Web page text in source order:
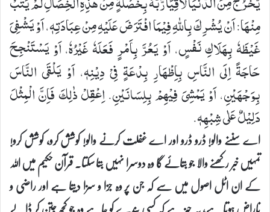
مِنْهَا: اَنْ یُشْرِكَ بِاللهِ فِیْمَا افْتَرَضَ عَلَیْهِ مِنْ عِبَادَتِهٖ، اَوْ یَشْفِیَ
غَیْظَهٗ بِهَلَاكِ نَفْسٍ، اَوْ یَعُرَّ بِاَمْرٍ فَعَلَهٗ غَیْرُهٗ، اَوْ یَسْتَنْجِحَ
حَاجَةً اِلَی النَّاسِ بِاِظْهَارِ بِدْعَةٍ فِیْ دِیْنِهٖ، اَوْ یَلْقَی النَّاسَ
بِوَجْهَیْنِ، اَوْ یَمْشِیَ فِیْهِمْ بِلِسَانَیْنِ. اِعْقِلْ ذٰلِكَ فَاِنَّ الْمِثْلَ
دَلِیْلٌ عَلٰی شِبْهِهٖ.
اے سننے والو! ڈرو ڈرو اور اے غفلت کرنے والو! کوشش کرو، کوشش کرو!
تمہیں خبر رکھنے والا جو بتائے گا وہ دوسرا نہیں بتا سکتا۔ قرآن حکیم میں اللہ
کے ان اٹل اصول میں سے کہ جن پر وہ جزا و سزا دیتا ہے اور راضی و